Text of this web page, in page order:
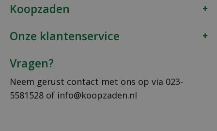
Koopzaden
Onze klantenservice
Vragen?
Neem gerust contact met ons op via 023-
5581528 of info@koopzaden.nl